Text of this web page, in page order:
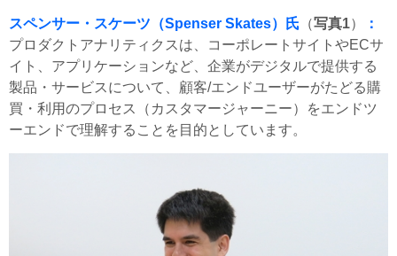
スペンサー・スケーツ（Spenser Skates）氏 （写真1）
：
プロダクトアナリティクスは、コーポレートサイトやECサ
イト、アプリケーションなど、企業がデジタルで提供する
製品・サービスについて、顧客/エンドユーザーがたどる購
買・利用のプロセス（カスタマージャーニー）をエンドツ
ーエンドで理解することを目的としています。